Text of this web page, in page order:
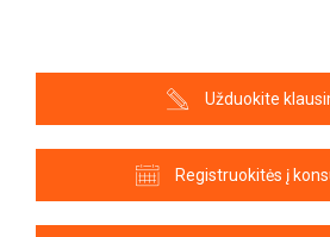
Užduokite
Registruokitės į